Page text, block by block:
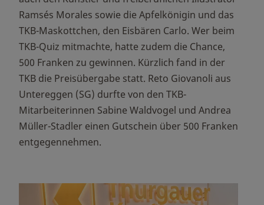
Ramsés Morales sowie die Apfelkönigin und das
TKB-Maskottchen, den Eisbären Carlo. Wer beim
TKB-Quiz mitmachte, hatte zudem die Chance,
500 Franken zu gewinnen. Kürzlich fand in der
TKB die Preisübergabe statt. Reto Giovanoli aus
Untereggen (SG) durfte von den TKB-
Mitarbeiterinnen Sabine Waldvogel und Andrea
Müller-Stadler einen Gutschein über 500 Franken
entgegennehmen.